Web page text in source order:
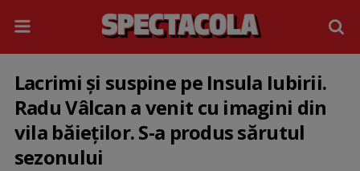
Lacrimi și suspine pe Insula Iubirii.
Radu Vâlcan a venit cu imagini din
vila băieților. S-a produs sărutul
sezonului